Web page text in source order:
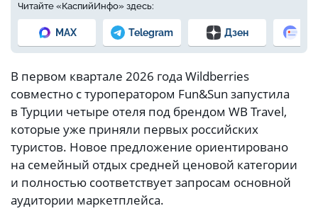
Читайте «КаспийИнфо» здесь:
MAX Telegram Дзен
В первом квартале 2026 года Wildberries
совместно с туроператором Fun&Sun запустила
в Турции четыре отеля под брендом WB Travel,
которые уже приняли первых российских
туристов. Новое предложение ориентировано
на семейный отдых средней ценовой категории
и полностью соответствует запросам основной
аудитории маркетплейса.